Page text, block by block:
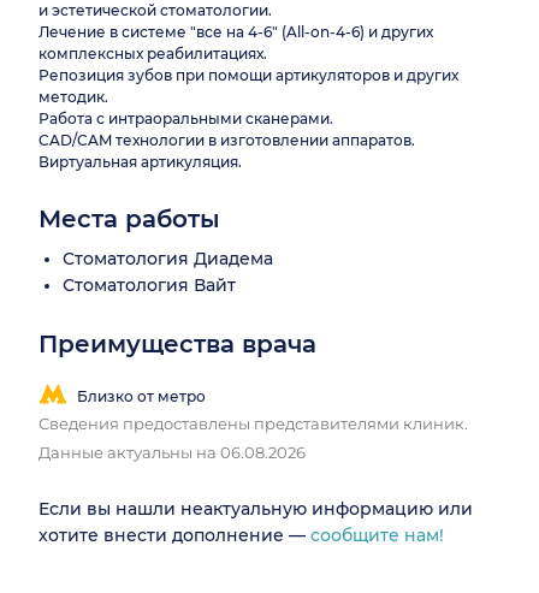
и эстетической стоматологии.
Лечение в системе "все на 4-6" (All-on-4-6) и других
комплексных реабилитациях.
Репозиция зубов при помощи артикуляторов и других
методик.
Работа с интраоральными сканерами.
CAD/CAM технологии в изготовлении аппаратов.
Виртуальная артикуляция.
Места работы
Стоматология Диадема
Стоматология Вайт
Преимущества врача
Близко от метро
Сведения предоставлены представителями клиник.
Данные актуальны на 06.08.2026
Если вы нашли неактуальную информацию или
хотите внести дополнение — сообщите нам!